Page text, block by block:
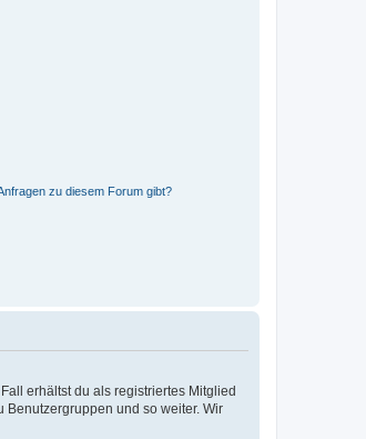
zu diesem Forum gibt?
erhältst du als registriertes Mitglied
Benutzergruppen und so weiter. Wir